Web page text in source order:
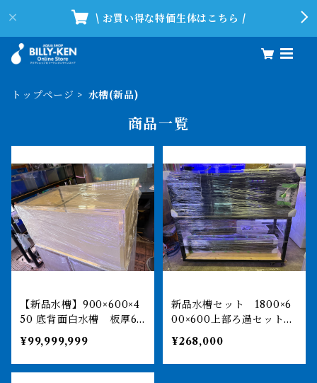
\ お買い得な特価生体はこちら /
トップページ 水槽(新品)
商品一覧
【新品水槽】900×600×4
50 底背面白水槽 板厚6
㎜
¥99,999,999
新品水槽セット 1800×6
00×600上部ろ過セット
店頭引取or納品
¥268,000